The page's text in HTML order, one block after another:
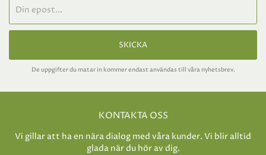
SKICKA
De uppgifter du matar in kommer endast användas till våra nyhetsbrev.
KONTAKTA OSS
Vi gillar att ha en nära dialog med våra kunder. Vi blir alltid
glada när du hör av dig.